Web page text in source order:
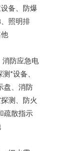
备、防爆
照明排
防应急电
*设备、
盘、消防
测、防火
疏散指示